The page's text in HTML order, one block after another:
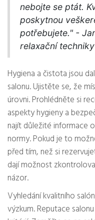
nebojte se ptát.
poskytnou
potřebujete." -
relaxační techniky
Hygiena a čistota jsou
salonu. Ujistěte se, že
úrovni. Prohlédněte si
aspekty hygieny a
najít důležité informace
normy. Pokud je to
před tím, než si
dají možnost
názor.
Vyhledání kvalitního
výzkum. Reputace